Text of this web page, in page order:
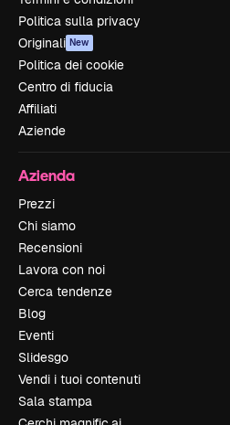
Politica sulla privacy
Originali New
Politica dei cookie
Centro di fiducia
Affiliati
Aziende
Azienda
Prezzi
Chi siamo
Recensioni
Lavora con noi
Cerca tendenze
Blog
Eventi
Slidesgo
Vendi i tuoi contenuti
Sala stampa